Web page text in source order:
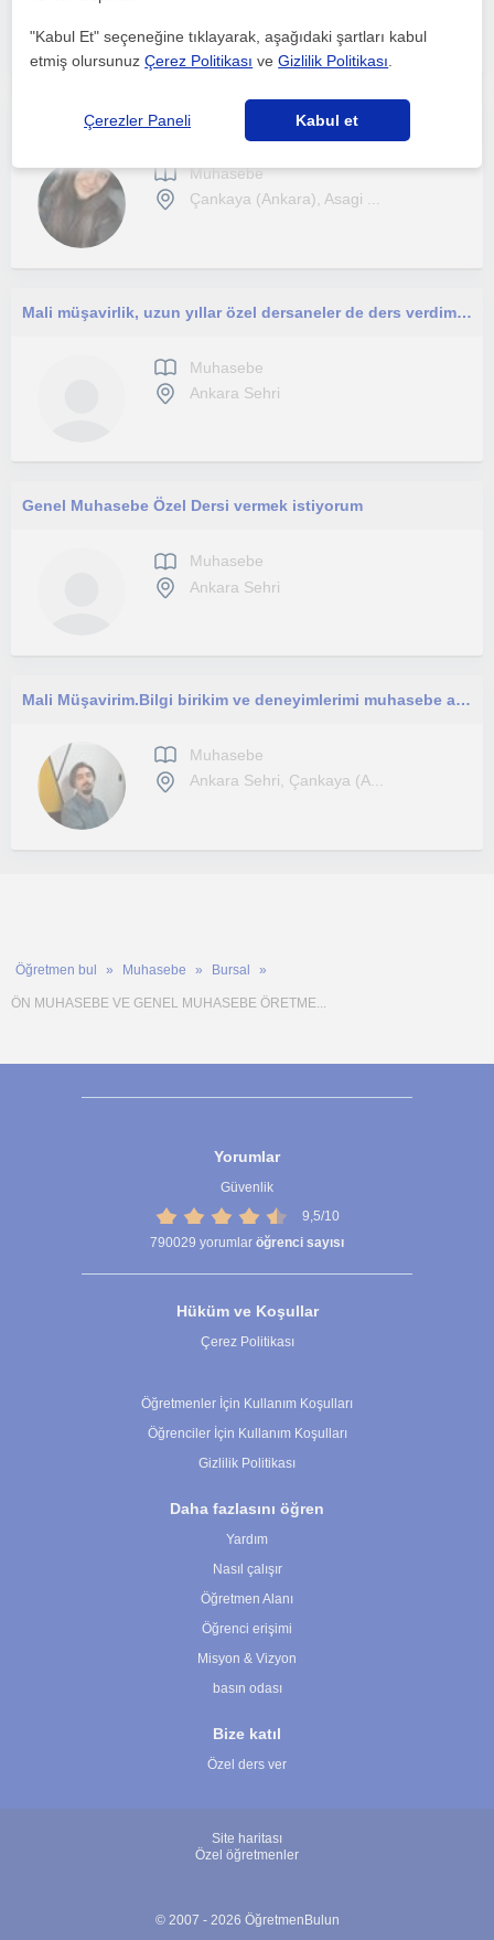
Genel muhasebe ve maliyet muhasebesi dersi vermekteyim
Muhasebe
Çankaya (Ankara), Asagi ...
Mali müşavirlik, uzun yıllar özel dersaneler de ders verdim. A. Ö. F, Mali müş., ticaret lis. , üniv., KPSS, şirket yön. Sahipleri
Muhasebe
Ankara Sehri
Genel Muhasebe Özel Dersi vermek istiyorum
Muhasebe
Ankara Sehri
Mali Müşavirim.Bilgi birikim ve deneyimlerimi muhasebe alanında kendini geliştirmek isteyenlere dersler vermekteyim.
Muhasebe
Ankara Sehri, Çankaya (A...
Öğretmen bul Muhasebe Bursal
ÖN MUHASEBE VE GENEL MUHASEBE ÖRETME...
Yorumlar
Güvenlik
9,5/10
790029 yorumlar öğrenci sayısı
Hüküm ve Koşullar
Çerez Politikası
Öğretmenler İçin Kullanım Koşulları
Öğrenciler İçin Kullanım Koşulları
Gizlilik Politikası
Daha fazlasını öğren
Yardım
Nasıl çalışır
Öğretmen Alanı
Öğrenci erişimi
Misyon & Vizyon
basın odası
Bize katıl
Özel ders ver
Site haritası
Özel öğretmenler
© 2007 - 2026 ÖğretmenBulun
"Kabul Et" seçeneğine tıklayarak, aşağıdaki şartları kabul
etmiş olursunuzÇerez Politikası veGizlilik Politikası
Çerezler Paneli Kabul et